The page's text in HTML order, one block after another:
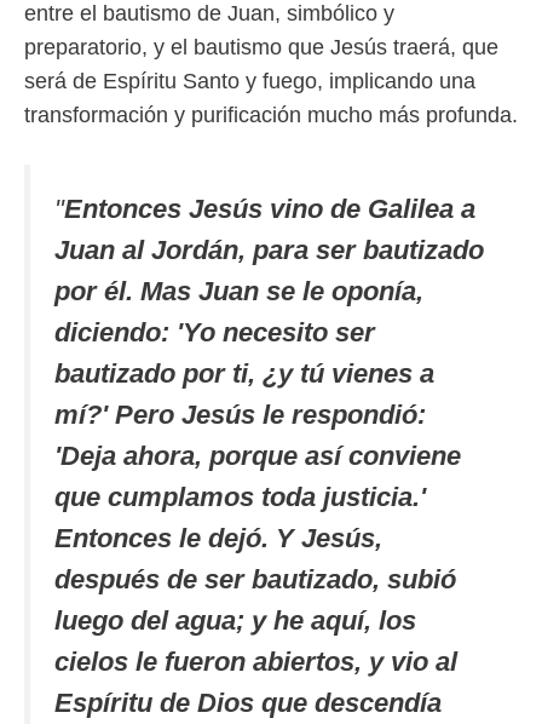
entre el bautismo de Juan, simbólico y
preparatorio, y el bautismo que Jesús traerá, que
será de Espíritu Santo y fuego, implicando una
transformación y purificación mucho más profunda.
"Entonces Jesús vino de Galilea a
Juan al Jordán, para ser bautizado
por él. Mas Juan se le oponía,
diciendo: 'Yo necesito ser
bautizado por ti, ¿y tú vienes a
mí?' Pero Jesús le respondió:
'Deja ahora, porque así conviene
que cumplamos toda justicia.'
Entonces le dejó. Y Jesús,
después de ser bautizado, subió
luego del agua; y he aquí, los
cielos le fueron abiertos, y vio al
Espíritu de Dios que descendía